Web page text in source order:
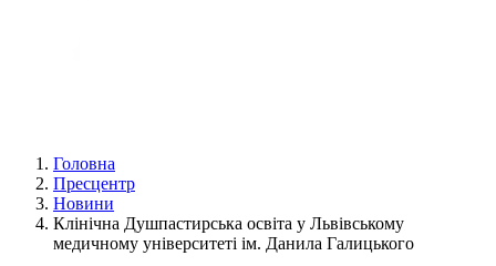
Головна
Пресцентр
Новини
Клінічна Душпастирська освіта у Львівському
медичному університеті ім. Данила Галицького